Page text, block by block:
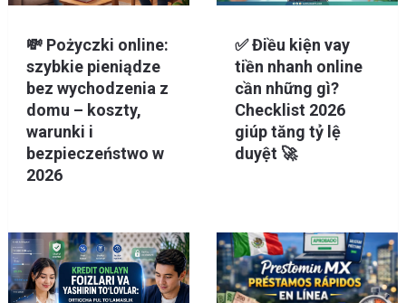
💸 Pożyczki online:
szybkie pieniądze
bez wychodzenia z
domu – koszty,
warunki i
bezpieczeństwo w
2026
✅ Điều kiện vay
tiền nhanh online
cần những gì?
Checklist 2026
giúp tăng tỷ lệ
duyệt 🚀